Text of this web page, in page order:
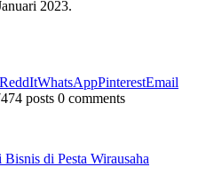
2023.
ReddItWhatsAppPinterestEmail
posts 0 comments
di Pesta Wirausaha